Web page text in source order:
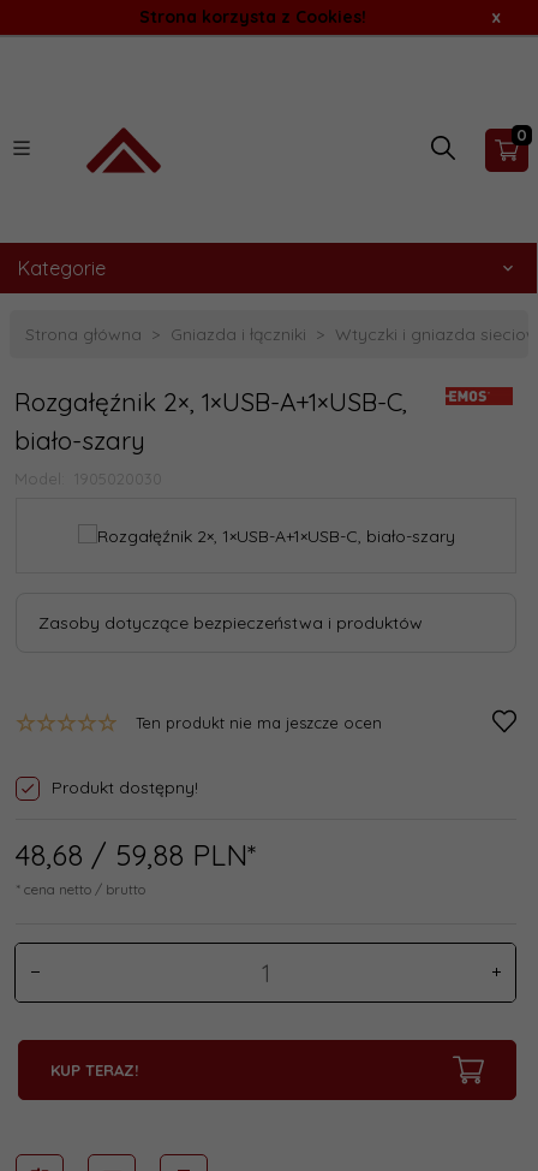
Strona korzysta z Cookies! x
0
Kategorie
Strona główna Gniazda i łączniki Wtyczki i gniazda
Rozgałęźnik 2×, 1×USB-A+1×USB-C,
biało-szary
Model: 1905020030
Zasoby dotyczące bezpieczeństwa i produktów
Ten produkt nie ma jeszcze ocen
Produkt dostępny!
48,68 / 59,88 PLN*
* cena netto / brutto
KUP TERAZ!